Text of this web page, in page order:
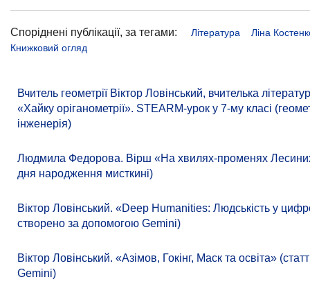
Споріднені публікації, за тегами: Література
Ліна
Книжковий огляд
Вчитель геометрії Віктор Ловінський, вчителька
«Хайку оріганометрії». STEARM-урок у 7-му класі
інженерія)
Людмила Федорова. Вірш «На хвилях-променях Лесиних
дня народження мисткині)
Віктор Ловінський. «Deep Humanities: Людськість у
створено за допомогою Gemini)
Віктор Ловінський. «Азімов, Гокінг, Маск та освіта»
Gemini)